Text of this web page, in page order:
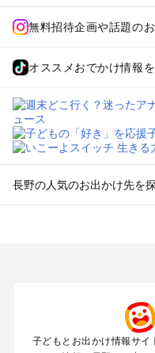
無料招待企画や話題の
オススメおでかけ情報
長野の人気のお出かけ先を
上田・佐久・小諸・別所
伊那・駒ヶ根・飯田・昼
蓼科・白樺湖・車山・女
子どもとお出かけ情報サイ